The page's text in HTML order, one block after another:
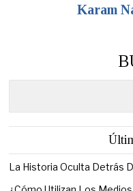
Karam
La Historia Oculta Detrás